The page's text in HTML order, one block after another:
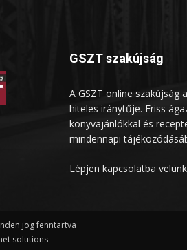
GSZT szakújság
A GSZT online szakújság
hiteles iránytűje. Friss
könyvajánlókkal és
mindennapi
Lépjen kapcsolatba
jog fenntartva
solutions